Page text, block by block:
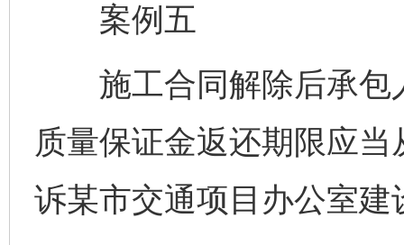
案例五
施工合同解除后承包
质量保证金返还期限应
诉某市交通项目办公室